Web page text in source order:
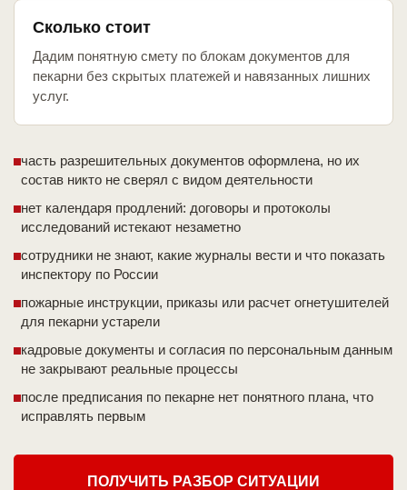
Сколько стоит
Дадим понятную смету по блокам документов для
пекарни без скрытых платежей и навязанных лишних
услуг.
часть разрешительных документов оформлена, но их
состав никто не сверял с видом деятельности
нет календаря продлений: договоры и протоколы
исследований истекают незаметно
сотрудники не знают, какие журналы вести и что показать
инспектору по России
пожарные инструкции, приказы или расчет огнетушителей
для пекарни устарели
кадровые документы и согласия по персональным данным
не закрывают реальные процессы
после предписания по пекарне нет понятного плана, что
исправлять первым
ПОЛУЧИТЬ РАЗБОР СИТУАЦИИ